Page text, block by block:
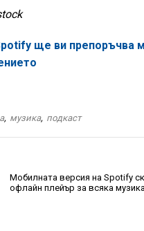
ще ви препоръчва
, музика, подкаст
Мобилната версия на Spotify
офлайн плейър за всяка